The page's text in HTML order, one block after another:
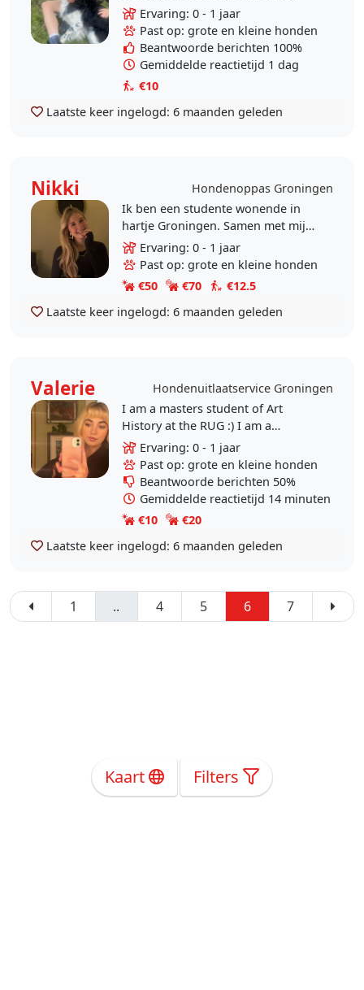
dierenliefhebber met een groot
hart voor honden. Ik ben
opgegroeid met honden,..
Ervaring: 0 - 1 jaar
Past op: grote en kleine honden
Beantwoorde berichten 100%
Gemiddelde reactietijd 1 dag
€10
Laatste keer ingelogd: 6 maanden geleden
Nikki
Hondenoppas Groningen
Ik ben een studente wonende in
hartje Groningen. Samen met mijn
vriend woon ik in de stad. We
hebben allebei een ontzettend
groot hard voor hondjes,..
Ervaring: 0 - 1 jaar
Past op: grote en kleine honden
€50
€70
€12.5
Laatste keer ingelogd: 6 maanden geleden
Valerie
Hondenuitlaatservice Groningen
I am a masters student of Art
History at the RUG :) I am a
frequent walker and love being
active outside. Having had pets at
home ( x2 dogs back in..
Ervaring: 0 - 1 jaar
Past op: grote en kleine honden
Beantwoorde berichten 50%
Gemiddelde reactietijd 14 minuten
€10
€20
Laatste keer ingelogd: 6 maanden geleden
1 .. 4 5 6 7
Kaart Filters